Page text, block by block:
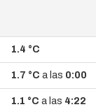
1.4 °C
1.7 °C a las 0:00
1.1 °C a las 4:22